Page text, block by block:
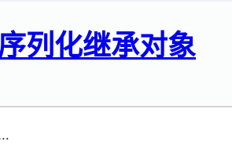
列化继承对象